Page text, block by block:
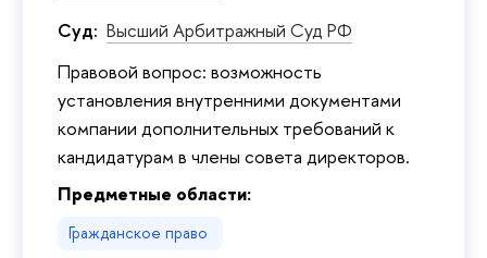
Суд: Высший Арбитражный Суд РФ
Правовой вопрос: возможность
установления внутренними документами
компании дополнительных требований к
кандидатурам в члены совета директоров.
Предметные области:
Гражданское право